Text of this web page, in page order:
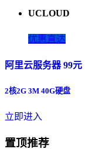
UCLOUD
优惠直达
阿里云服务器 99元
2核2G 3M 40G硬盘
立即进入
置顶推荐